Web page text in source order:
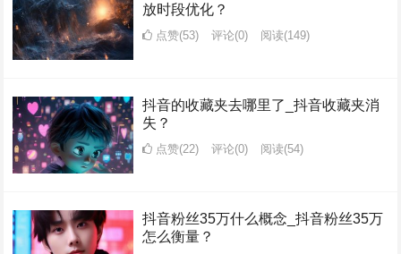
放时段优化？
点赞(53) 评论(0) 阅读(149)
抖音的收藏夹去哪里了_抖音收藏夹消
失？
点赞(22) 评论(0) 阅读(54)
抖音粉丝35万什么概念_抖音粉丝35万
怎么衡量？